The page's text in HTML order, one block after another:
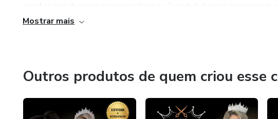
aqueles que desejam se especializar na área da beleza e começarem
Mostrar mais
Outros produtos de quem criou esse